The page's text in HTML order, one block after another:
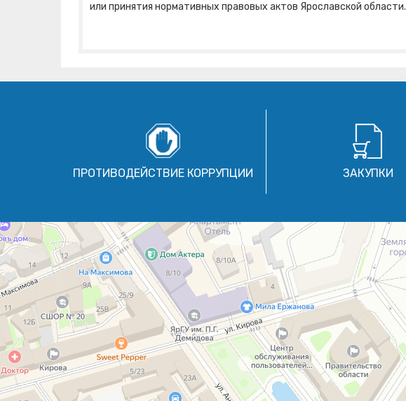
или принятия нормативных правовых актов Ярославской области.
ПРОТИВОДЕЙСТВИЕ КОРРУПЦИИ ЗАКУПКИ